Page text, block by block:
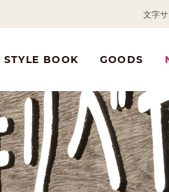
文字
STYLE BOOK GOODS